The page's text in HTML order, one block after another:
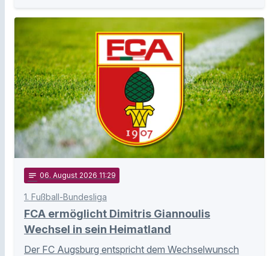
notes 06. August 2026 11:29
1. Fußball-Bundesliga
FCA ermöglicht Dimitris Giannoulis
Wechsel in sein Heimatland
Der FC Augsburg entspricht dem Wechselwunsch